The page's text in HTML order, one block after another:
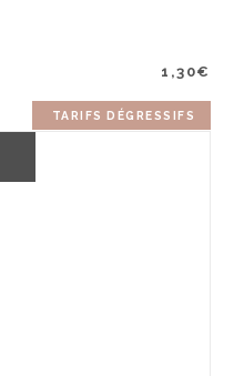
1,30€
TARIFS DÉGRESSIFS